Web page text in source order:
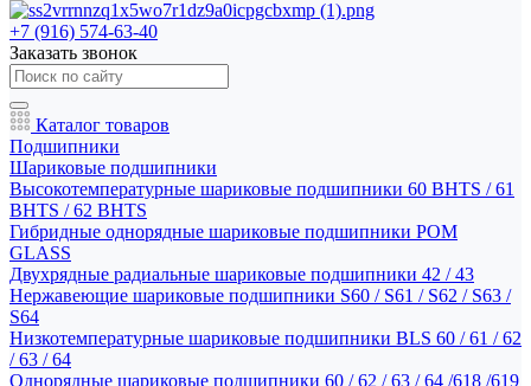
+7 (916) 574-63-40
Заказать звонок
Каталог товаров
Подшипники
Шариковые подшипники
Высокотемпературные шариковые подшипники 60 BHTS / 61
BHTS / 62 BHTS
Гибридные однорядные шариковые подшипники POM
GLASS
Двухрядные радиальные шариковые подшипники 42 / 43
Нержавеющие шариковые подшипники S60 / S61 / S62 / S63 /
S64
Низкотемпературные шариковые подшипники BLS 60 / 61 / 62
/ 63 / 64
Однорядные шариковые подшипники 60 / 62 / 63 / 64 /618 /619